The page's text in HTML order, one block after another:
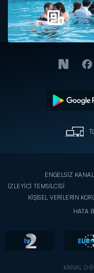
ENGELSİZ
İZLEYİCİ TEMSİLCİSİ
KİŞİSEL VERİLERİN
HATA
KANAL D ©